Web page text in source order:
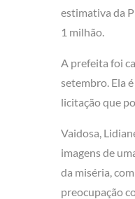
estimativa da
1 milhão.
A prefeita foi
setembro. Ela
licitação que
Vaidosa,
imagens de
da miséria,
preocupação